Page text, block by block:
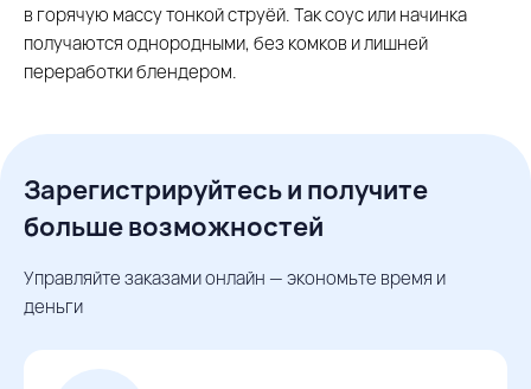
в горячую массу тонкой струёй. Так соус или начинка
получаются однородными, без комков и лишней
переработки блендером.
Зарегистрируйтесь и получите
больше возможностей
Управляйте заказами онлайн — экономьте время и
деньги